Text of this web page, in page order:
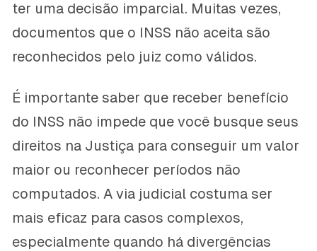
ter uma decisão imparcial. Muitas vezes,
documentos que o INSS não aceita são
reconhecidos pelo juiz como válidos.
É importante saber que receber benefício
do INSS não impede que você busque seus
direitos na Justiça para conseguir um valor
maior ou reconhecer períodos não
computados. A via judicial costuma ser
mais eficaz para casos complexos,
especialmente quando há divergências